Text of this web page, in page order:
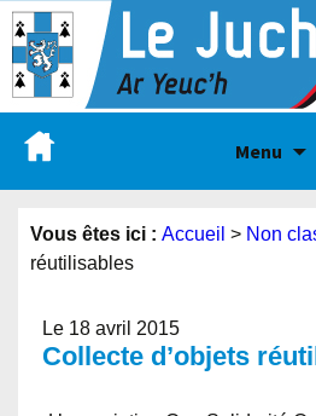
Menu
Vous êtes ici : Accueil > Non
réutilisables
Le 18 avril 2015
Collecte d’objets